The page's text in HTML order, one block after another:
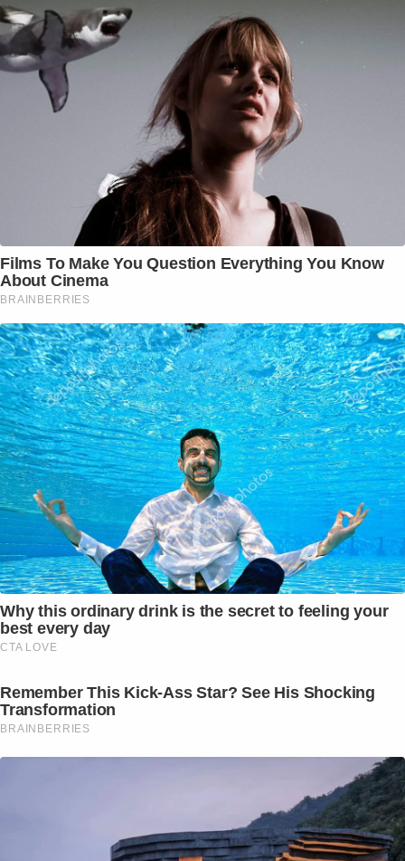
Films To Make You Question Everything You Know
About Cinema
BRAINBERRIES
Why this ordinary drink is the secret to feeling your
best every day
CTA LOVE
Remember This Kick-Ass Star? See His Shocking
Transformation
BRAINBERRIES